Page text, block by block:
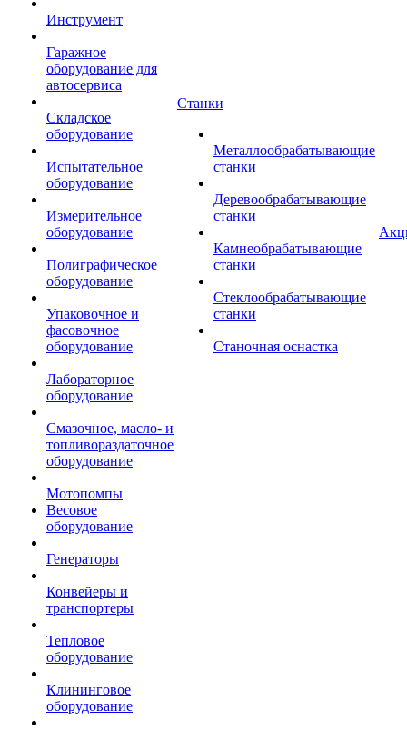
Инструмент
Гаражное
оборудование для
автосервиса
Складское
оборудование
Испытательное
оборудование
Измерительное
оборудование
Полиграфическое
оборудование
Упаковочное и
фасовочное
оборудование
Лабораторное
оборудование
Смазочное, масло- и
топливораздаточное
оборудование
Мотопомпы
Весовое
оборудование
Генераторы
Конвейеры и
транспортеры
Тепловое
оборудование
Клининговое
оборудование
Станки
Металлообрабатывающие
станки
Деревообрабатывающие
станки
Камнеобрабатывающие
станки
Стеклообрабатывающие
станки
Станочная оснастка